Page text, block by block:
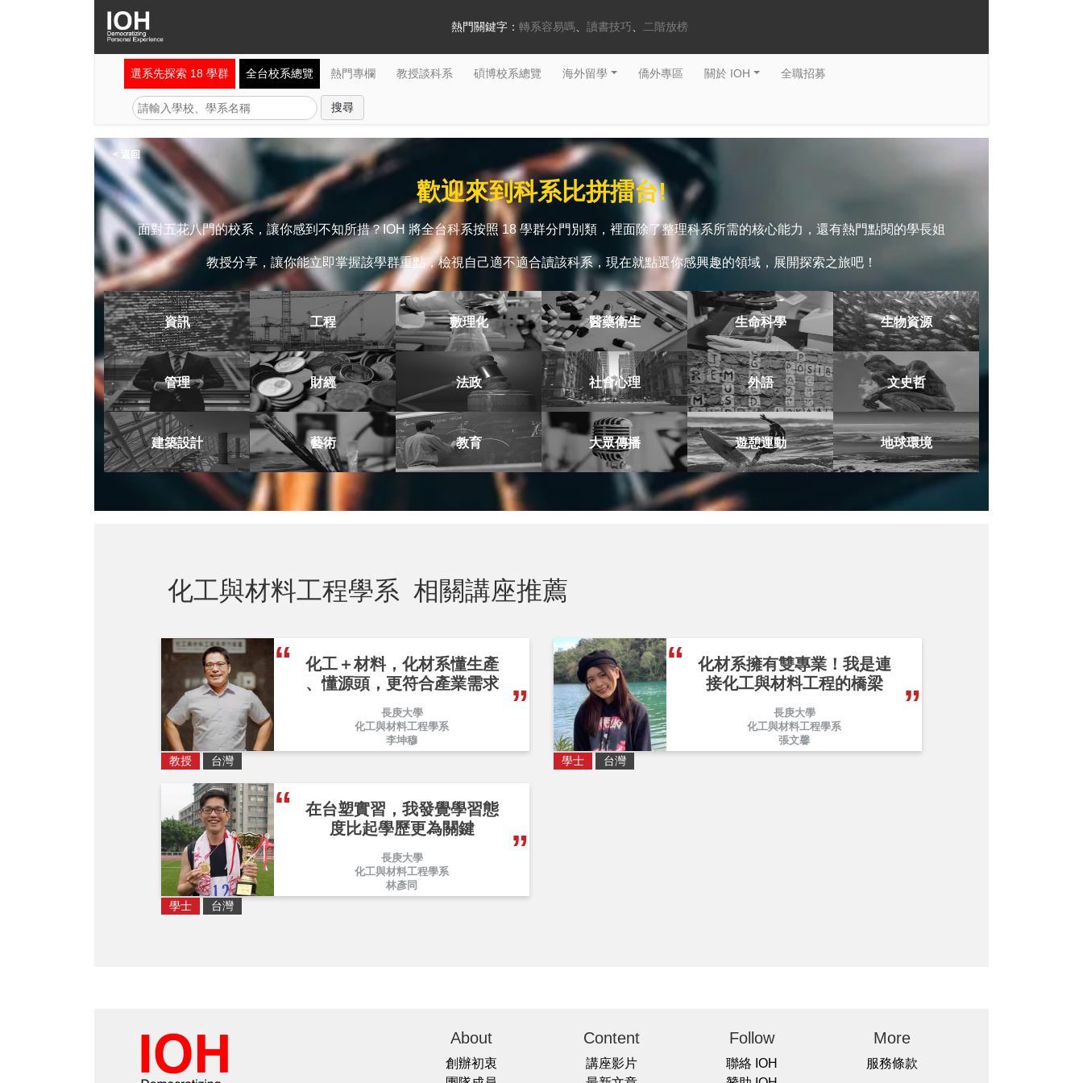
熱門關鍵字： 轉系容易嗎 讀書技巧 二階放榜
選系先探索 18 學群 全台校系總覽 熱門專欄 教授談科系 碩博校系總覽 海外留學 僑外專區 關於 IOH 全職招募
< 返回
歡迎來到科系比拼擂台!
面對五花八門的校系，讓你感到不知所措？IOH 將全台科系按照 18 學群分門別類，裡面除了整理科系所需的核心能力，還有熱門點閱的學長姐
教授分享，讓你能立即掌握該學群重點，檢視自己適不適合讀該科系，現在就點選你感興趣的領域，展開探索之旅吧！
資訊 工程 數理化 醫藥衛生 生命科學 生物資源
管理 財經 法政 社會心理 外語 文史哲
建築設計 藝術 教育 大眾傳播 遊憩運動 地球環境
化工與材料工程學系 相關講座推薦
化工＋材料，化材系懂生產
、懂源頭，更符合產業需求
長庚大學
化工與材料工程學系
李坤穆
教授 台灣
化材系擁有雙專業！我是連
接化工與材料工程的橋梁
長庚大學
化工與材料工程學系
張文馨
學士 台灣
在台塑實習，我發覺學習態
度比起學歷更為關鍵
長庚大學
化工與材料工程學系
林彥同
學士 台灣
About
創辦初衷
Content
講座影片
Follow
聯絡 IOH
More
服務條款